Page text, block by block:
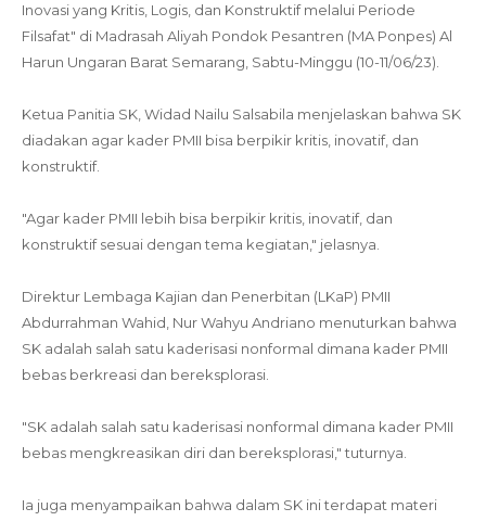
Inovasi yang Kritis, Logis, dan Konstruktif melalui Periode
Filsafat" di Madrasah Aliyah Pondok Pesantren (MA Ponpes) Al
Harun Ungaran Barat Semarang, Sabtu-Minggu (10-11/06/23).
Ketua Panitia SK, Widad Nailu Salsabila menjelaskan bahwa SK
diadakan agar kader PMII bisa berpikir kritis, inovatif, dan
konstruktif.
"Agar kader PMII lebih bisa berpikir kritis, inovatif, dan
konstruktif sesuai dengan tema kegiatan," jelasnya.
Direktur Lembaga Kajian dan Penerbitan (LKaP) PMII
Abdurrahman Wahid, Nur Wahyu Andriano menuturkan bahwa
SK adalah salah satu kaderisasi nonformal dimana kader PMII
bebas berkreasi dan bereksplorasi.
"SK adalah salah satu kaderisasi nonformal dimana kader PMII
bebas mengkreasikan diri dan bereksplorasi," tuturnya.
Ia juga menyampaikan bahwa dalam SK ini terdapat materi